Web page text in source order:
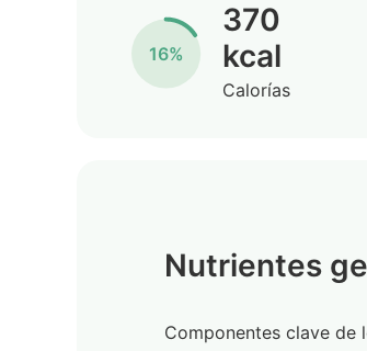
16%
370
kcal
Calorías
Nutrientes
Componentes clave de